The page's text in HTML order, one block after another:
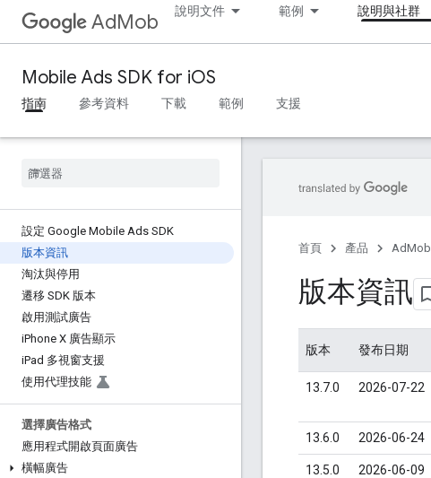
AdMob 說明文件 範例 說明與社群
Mobile Ads SDK for iOS
指南 參考資料 下載 範例 支援
設定 Google Mobile Ads SDK
版本資訊
淘汰與停用
遷移 SDK 版本
啟用測試廣告
iPhone X 廣告顯示
iPad 多視窗支援
使用代理技能
選擇廣告格式
應用程式開啟頁面廣告
橫幅廣告
首頁 產品 AdMob
版本資訊
版本 發布日期
13.7.0 2026-07-22
13.6.0 2026-06-24
13.5.0 2026-06-09